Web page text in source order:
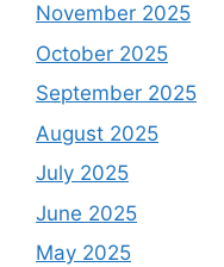
November 2025
October 2025
September 2025
August 2025
July 2025
June 2025
May 2025